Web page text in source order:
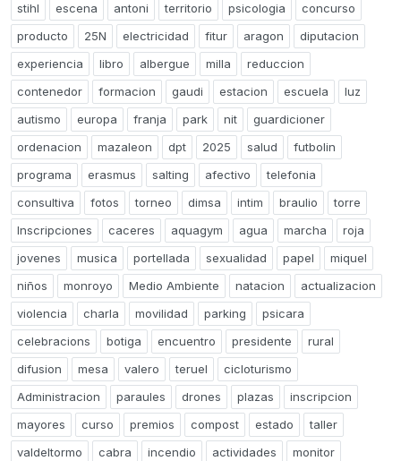
stihl
escena antoni territorio psicologia
concurso
producto
25N electricidad fitur aragon
diputacion
experiencia
libro albergue milla
reduccion
contenedor
formacion gaudi estacion escuela
luz
autismo
europa franja park nit
guardicioner
ordenacion
mazaleon dpt 2025 salud
futbolin
programa
erasmus salting afectivo
telefonia
consultiva
fotos torneo dimsa intim braulio
torre
Inscripciones
caceres aquagym agua marcha
roja
jovenes
musica portellada sexualidad papel
miquel
niños
monroyo Medio Ambiente natacion
actualizacion
violencia
charla movilidad parking
psicara
celebracions
botiga encuentro presidente
rural
difusion
mesa valero teruel
cicloturismo
Administracion
paraules drones plazas
inscripcion
mayores
curso premios compost estado
taller
valdeltormo
cabra incendio actividades
monitor